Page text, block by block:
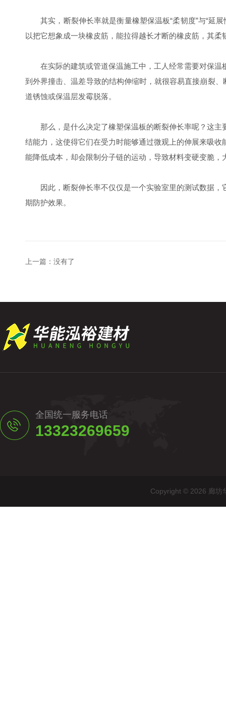
其实，断裂伸长率就是衡量橡塑保温板“柔韧度”与“延展
以把它想象成一块橡皮筋，能拉得越长才断的橡皮筋，其
在实际的建筑或管道保温施工中，工人经常需要对保温
到外界撞击、温差导致的结构伸缩时，就很容易直接崩裂
道锈蚀或保温层发霉脱落。
那么，是什么决定了橡塑保温板的断裂伸长率呢？这主
结能力，这使得它们在受力时能够通过微观上的伸展来吸
能降低成本，却会限制分子链的运动，导致材料变硬变脆，
因此，断裂伸长率不仅仅是一个实验室里的测试数据，
期防护效果。
上一篇：没有了
全国统一服务电话
13323269659
Copyright © 2026 廊